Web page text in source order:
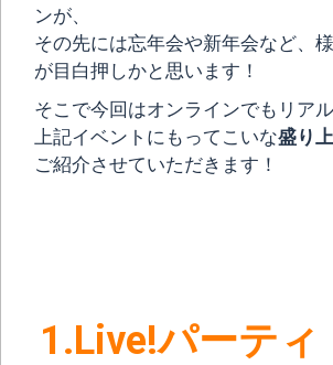
ンが、
その先には忘年会や新年会など、
が目白押しかと思います！
そこで今回はオンラインでもリアル
上記イベントにもってこいな盛り
ご紹介させていただきます！
1.Live!パーティ